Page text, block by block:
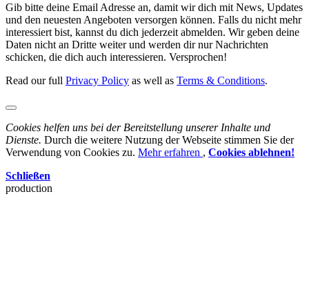
Gib bitte deine Email Adresse an, damit wir dich mit News, Updates
und den neuesten Angeboten versorgen können. Falls du nicht mehr
interessiert bist, kannst du dich jederzeit abmelden. Wir geben deine
Daten nicht an Dritte weiter und werden dir nur Nachrichten
schicken, die dich auch interessieren. Versprochen!
Read our full Privacy Policy as well as Terms & Conditions.
Cookies helfen uns bei der Bereitstellung unserer Inhalte und
Dienste. Durch die weitere Nutzung der Webseite stimmen Sie der
Verwendung von Cookies zu. Mehr erfahren , Cookies ablehnen!
Schließen
production